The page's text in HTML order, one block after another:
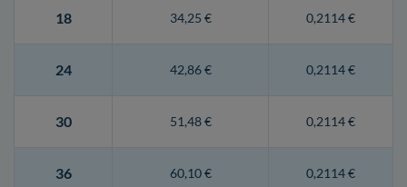
18 34,25 € 0,2114 €
24 42,86 € 0,2114 €
30 51,48 € 0,2114 €
36 60,10 € 0,2114 €